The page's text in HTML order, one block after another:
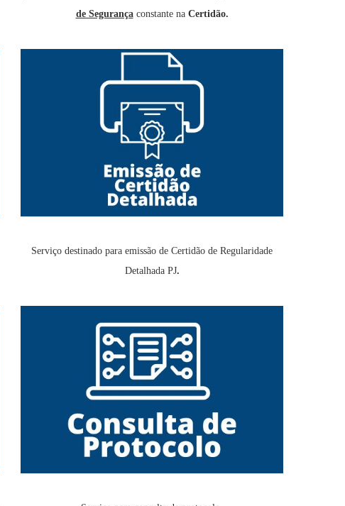
de Segurançaconstante na Certidão.
Serviço destinado para emissão de Certidão de Regularidade
Detalhada PJ.